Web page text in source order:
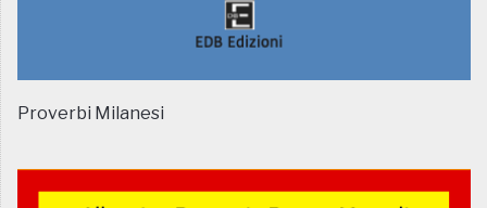
Proverbi Milanesi